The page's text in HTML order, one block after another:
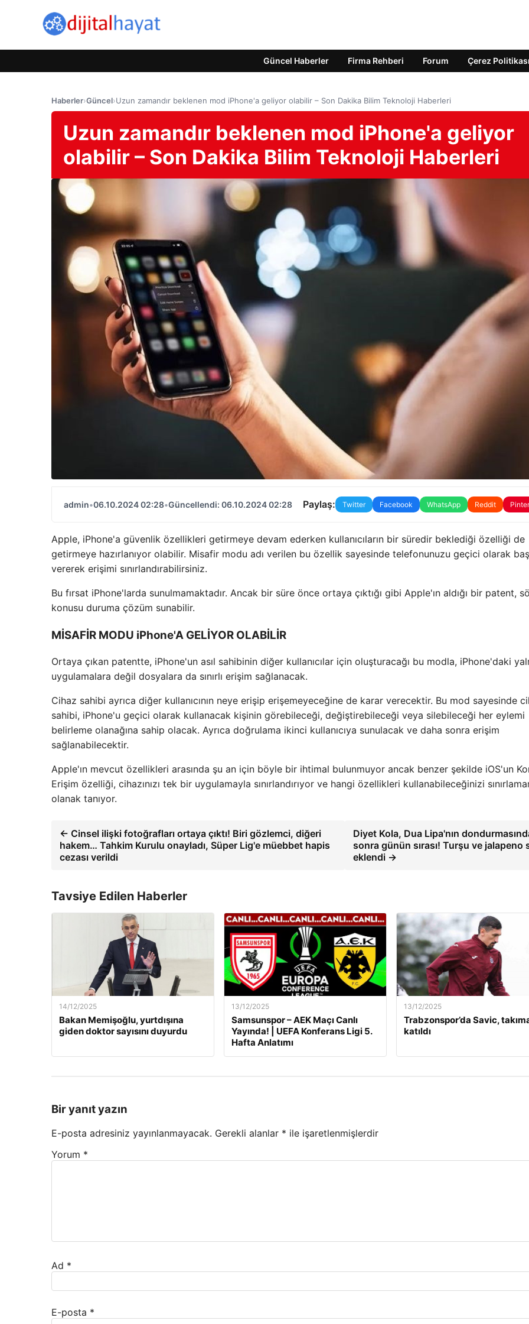
Güncel Haberler Firma Rehberi Forum Çerez Politikası
Haberler›Güncel›Uzun zamandır beklenen mod iPhone'a geliyor olabilir – Son Dakika Bilim Teknoloji Haberleri
Uzun zamandır beklenen mod iPhone'a geliyor
olabilir – Son Dakika Bilim Teknoloji Haberleri
admin•06.10.2024 02:28•Güncellendi: 06.10.2024 02:28 Paylaş: Twitter Facebook WhatsApp Reddit
Apple, iPhone'a güvenlik özellikleri getirmeye devam ederken kullanıcıların bir süredir beklediği özelliği de
getirmeye hazırlanıyor olabilir. Misafir modu adı verilen bu özellik sayesinde telefonunuzu geçici olarak
vererek erişimi sınırlandırabilirsiniz.
Bu fırsat iPhone'larda sunulmamaktadır. Ancak bir süre önce ortaya çıktığı gibi Apple'ın aldığı bir patent,
konusu duruma çözüm sunabilir.
MİSAFİR MODU iPhone'A GELİYOR OLABİLİR
Ortaya çıkan patentte, iPhone'un asıl sahibinin diğer kullanıcılar için oluşturacağı bu modla, iPhone'daki
uygulamalara değil dosyalara da sınırlı erişim sağlanacak.
Cihaz sahibi ayrıca diğer kullanıcının neye erişip erişemeyeceğine de karar verecektir. Bu mod sayesinde
sahibi, iPhone'u geçici olarak kullanacak kişinin görebileceği, değiştirebileceği veya silebileceği her eylemi
belirleme olanağına sahip olacak. Ayrıca doğrulama ikinci kullanıcıya sunulacak ve daha sonra erişim
sağlanabilecektir.
Apple'ın mevcut özellikleri arasında şu an için böyle bir ihtimal bulunmuyor ancak benzer şekilde iOS'un
Erişim özelliği, cihazınızı tek bir uygulamayla sınırlandırıyor ve hangi özellikleri kullanabileceğinizi
olanak tanıyor.
← Cinsel ilişki fotoğrafları ortaya çıktı! Biri gözlemci, diğeri
hakem… Tahkim Kurulu onayladı, Süper Lig'e müebbet hapis
cezası verildi
Diyet Kola, Dua Lipa'nın
sonra günün sırası! Turşu ve jalapeno
eklendi →
Tavsiye Edilen Haberler
14/12/2025
Bakan Memişoğlu, yurtdışına
giden doktor sayısını duyurdu
13/12/2025
Samsunspor – AEK Maçı Canlı
Yayında! | UEFA Konferans Ligi 5.
Hafta Anlatımı
13/12/2025
Trabzonspor’da Savic,
katıldı
Bir yanıt yazın
E-posta adresiniz yayınlanmayacak. Gerekli alanlar * ile işaretlenmişlerdir
Yorum *
Ad *
E-posta *